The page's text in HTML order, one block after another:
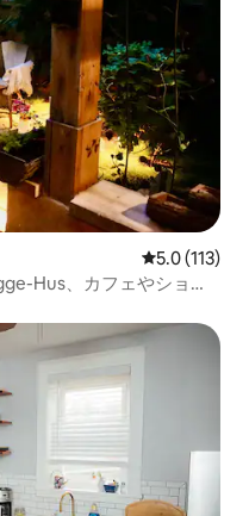
レビュー113
5.0 (113)
Hus、カフェやショッ